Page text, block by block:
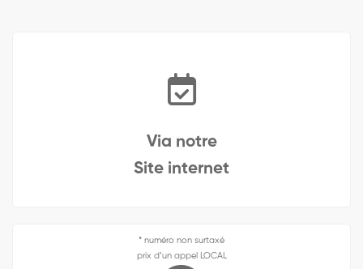
Via notre
Site internet
* numéro non surtaxé
prix d’un appel LOCAL